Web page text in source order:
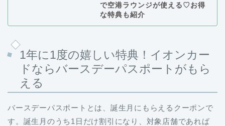
で空港ラウンジが使える♡お得
な特典も紹介
1年に1度の嬉しい特典！イオンカー
ドならバースデーパスポートがもら
える
バースデーパスポートとは、誕生月にもらえるクーポンで
す。誕生月のうち1日だけ割引になり、対象店舗であれば